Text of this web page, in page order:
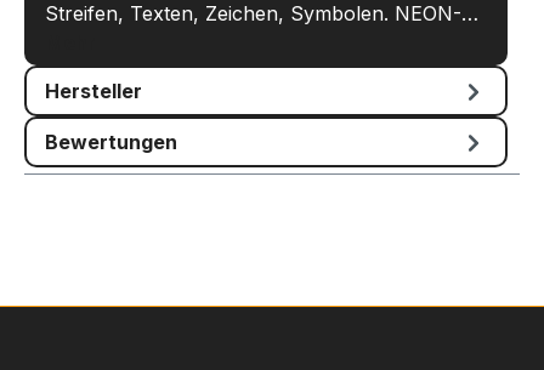
Streifen, Texten, Zeichen, Symbolen. NEON-…
Hersteller
Bewertungen